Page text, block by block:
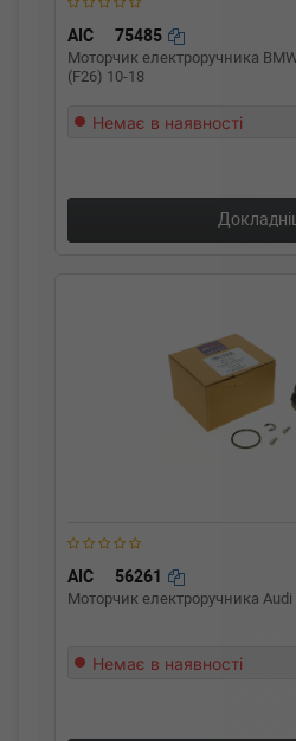
AIC 75485
Моторчик електроручника
(F26) 10-18
Немає в наявності
AIC 56261
Моторчик електроручника Audi
Немає в наявності